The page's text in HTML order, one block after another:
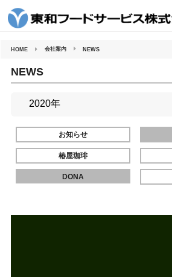
HOME 会社案内 NEWS
NEWS
お知らせ
椿屋珈琲
DONA